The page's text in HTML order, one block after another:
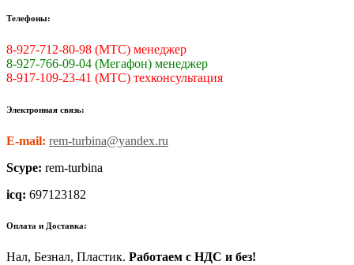
Телефоны:
8-927-712-80-98 (МТС) менеджер
8-927-766-09-04 (Мегафон) менеджер
8-917-109-23-41 (МТС) техконсультация
Электронная связь:
E-mail: rem-turbina@yandex.ru
Scype: rem-turbina
icq: 697123182
Оплата и Доставка:
Нал, Безнал, Пластик. Работаем с НДС и без!